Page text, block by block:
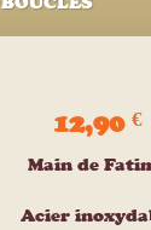
12,90 €
Main de
Acier